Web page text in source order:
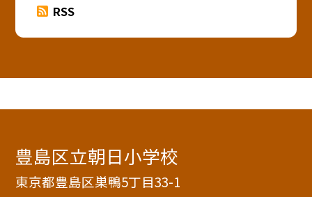
RSS
豊島区立朝日小学校
東京都豊島区巣鴨5丁目33-1